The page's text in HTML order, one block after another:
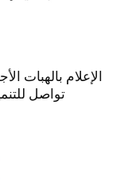
الإعلام بالهبات
تواصل للتنمية